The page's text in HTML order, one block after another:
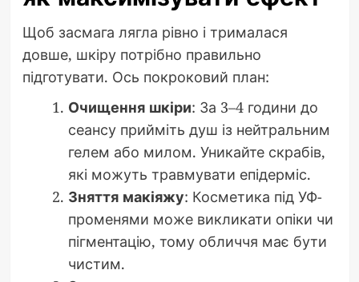
Щоб засмага лягла рівно і трималася
довше, шкіру потрібно правильно
підготувати. Ось покроковий план:
Очищення шкіри: За 3–4 години до
сеансу прийміть душ із нейтральним
гелем або милом. Уникайте скрабів,
які можуть травмувати епідерміс.
Зняття макіяжу: Косметика під УФ-
променями може викликати опіки чи
пігментацію, тому обличчя має бути
чистим.